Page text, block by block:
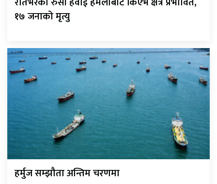
१७ जनाको मृत्यु
हर्मुज सम्झौता अन्तिम चरणमा